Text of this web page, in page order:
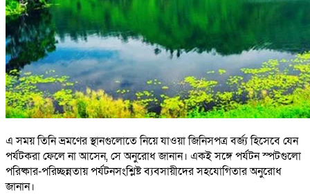
এ সময় তিনি ভ্রমণের স্থানগুলোতে নিয়ে যাওয়া জিনিসপত্র বর্জ্য হিসেবে যেন
পর্যটকরা ফেলে না আসেন, সে অনুরোধ জানান। একই সঙ্গে পর্যটন স্পটগুলো
পরিষ্কার-পরিচ্ছন্নতায় পর্যটনসংশ্লিষ্ট ব্যবসায়ীদের সহযোগিতার অনুরোধ
জানান।